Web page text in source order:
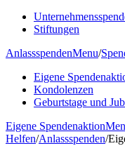
Stiftungen
AnlassspendenMenu/
Eigene
Kondolenzen
Geburtstage und
Eigene Spendenaktion
Helfen/Anlassspenden/